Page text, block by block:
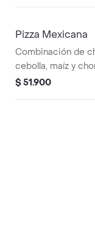
Pizza Mexicana
Combinación de
cebolla, maíz y
$ 51.900